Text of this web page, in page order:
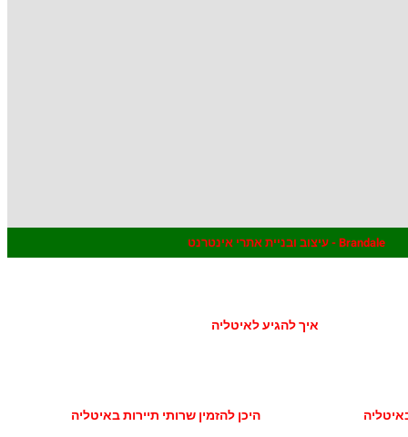
Brandale - עיצוב ובניית אתרי אינטרנט
איך להגיע לאיטליה
היכן להזמין שרותי תיירות באיטליה